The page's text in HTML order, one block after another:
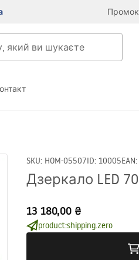
SKU: HOM-05507ID: 10005EAN:
Дзеркало LED
13 180,00 ₴
product:shipping.zero